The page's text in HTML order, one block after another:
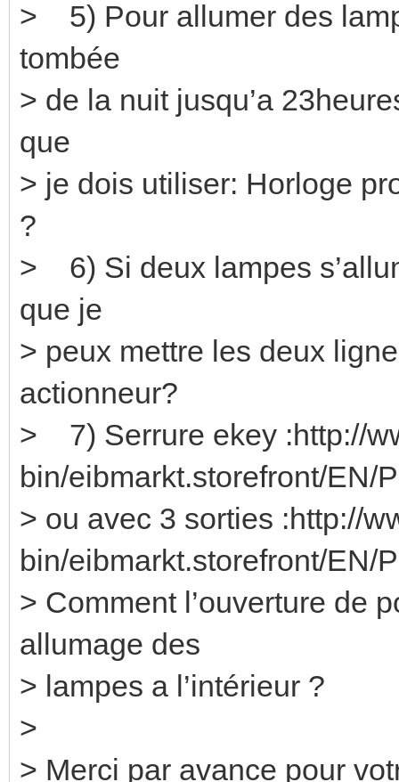
> 5) Pour allumer des
tombée
> de la nuit jusqu’a
que
> je dois utiliser: Horloge
?
> 6) Si deux lampes
que je
> peux mettre les deux
actionneur?
> 7) Serrure ekey :http://
bin/eibmarkt.storefront/EN/
> ou avec 3 sorties :http://
bin/eibmarkt.storefront/EN/
> Comment l’ouverture de
allumage des
> lampes a l’intérieur ?
>
> Merci par avance pour